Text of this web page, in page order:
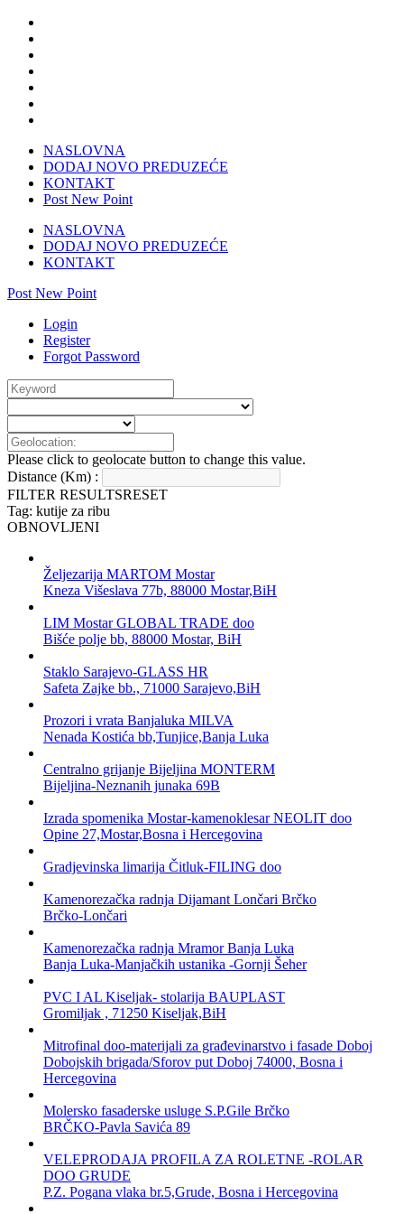
NASLOVNA
DODAJ NOVO PREDUZEĆE
KONTAKT
Post New Point
NASLOVNA
DODAJ NOVO PREDUZEĆE
KONTAKT
Post New Point
Login
Register
Forgot Password
Please click to geolocate button to change this value.
Distance (Km) :
FILTER RESULTSRESET
Tag: kutije za ribu
OBNOVLJENI
Željezarija MARTOM Mostar
Kneza Višeslava 77b, 88000 Mostar,BiH
LIM Mostar GLOBAL TRADE doo
Bišće polje bb, 88000 Mostar, BiH
Staklo Sarajevo-GLASS HR
Safeta Zajke bb., 71000 Sarajevo,BiH
Prozori i vrata Banjaluka MILVA
Nenada Kostića bb,Tunjice,Banja Luka
Centralno grijanje Bijeljina MONTERM
Bijeljina-Neznanih junaka 69B
Izrada spomenika Mostar-kamenoklesar NEOLIT doo
Opine 27,Mostar,Bosna i Hercegovina
Gradjevinska limarija Čitluk-FILING doo
Kamenorezačka radnja Dijamant Lončari Brčko
Brčko-Lončari
Kamenorezačka radnja Mramor Banja Luka
Banja Luka-Manjačkih ustanika -Gornji Šeher
PVC I AL Kiseljak- stolarija BAUPLAST
Gromiljak , 71250 Kiseljak,BiH
Mitrofinal doo-materijali za građevinarstvo i fasade Doboj
Dobojskih brigada/Sforov put Doboj 74000, Bosna i
Hercegovina
Molersko fasaderske usluge S.P.Gile Brčko
BRČKO-Pavla Savića 89
VELEPRODAJA PROFILA ZA ROLETNE -ROLAR
DOO GRUDE
P.Z. Pogana vlaka br.5,Grude, Bosna i Hercegovina